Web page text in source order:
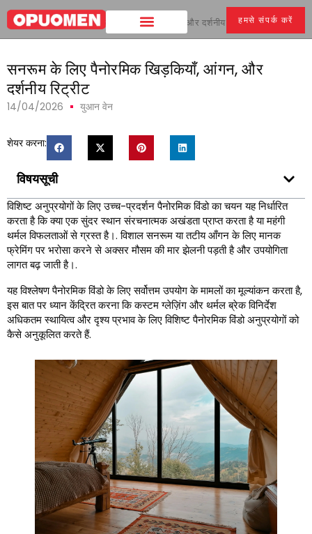
हमसे संपर्क करें
घर > सनरूम के लिए पैनोरमिक खिड़कियाँ, आंगन, और दर्शनीय रिट्रीट
सनरूम के लिए पैनोरमिक खिड़कियाँ, आंगन, और
दर्शनीय रिट्रीट
14/04/2026 युआन वेन
शेयर करना:
विषयसूची
विशिष्ट अनुप्रयोगों के लिए उच्च-प्रदर्शन पैनोरमिक विंडो का चयन यह निर्धारित
करता है कि क्या एक सुंदर स्थान संरचनात्मक अखंडता प्राप्त करता है या महंगी
थर्मल विफलताओं से ग्रस्त है।. विशाल सनरूम या तटीय आँगन के लिए मानक
फ्रेमिंग पर भरोसा करने से अक्सर मौसम की मार झेलनी पड़ती है और उपयोगिता
लागत बढ़ जाती है।.
यह विश्लेषण पैनोरमिक विंडो के लिए सर्वोत्तम उपयोग के मामलों का मूल्यांकन करता है,
इस बात पर ध्यान केंद्रित करना कि कस्टम ग्लेज़िंग और थर्मल ब्रेक विनिर्देश
अधिकतम स्थायित्व और दृश्य प्रभाव के लिए विशिष्ट पैनोरमिक विंडो अनुप्रयोगों को
कैसे अनुकूलित करते हैं.